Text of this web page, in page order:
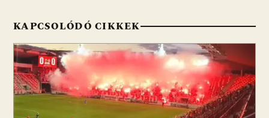
KAPCSOLÓDÓ CIKKEK